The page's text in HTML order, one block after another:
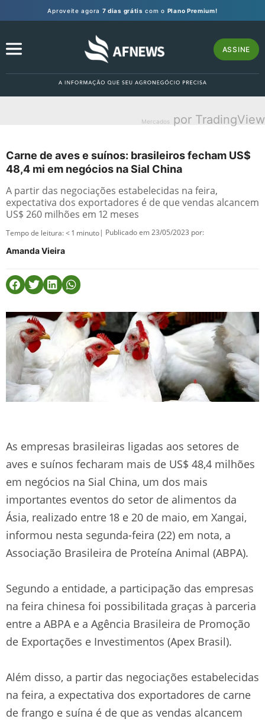
Aproveite agora 7 dias grátis com o Plano Premium!
ASSINE
Mercados por TradingView
Carne de aves e suínos: brasileiros fecham US$
48,4 mi em negócios na Sial China
A partir das negociações estabelecidas na feira,
expectativa dos exportadores é de que vendas alcancem
US$ 260 milhões em 12 meses
Tempo de leitura:< 1 minuto| Publicado em 23/05/2023 por:
Amanda Vieira
As empresas brasileiras ligadas aos setores de
aves e suínos fecharam mais de US$ 48,4 milhões
em negócios na Sial China, um dos mais
importantes eventos do setor de alimentos da
Ásia, realizado entre 18 e 20 de maio, em Xangai,
informou nesta segunda-feira (22) em nota, a
Associação Brasileira de Proteína Animal (ABPA).
Segundo a entidade, a participação das empresas
na feira chinesa foi possibilitada graças à parceria
entre a ABPA e a Agência Brasileira de Promoção
de Exportações e Investimentos (Apex Brasil).
Além disso, a partir das negociações estabelecidas
na feira, a expectativa dos exportadores de carne
de frango e suína é de que as vendas alcancem